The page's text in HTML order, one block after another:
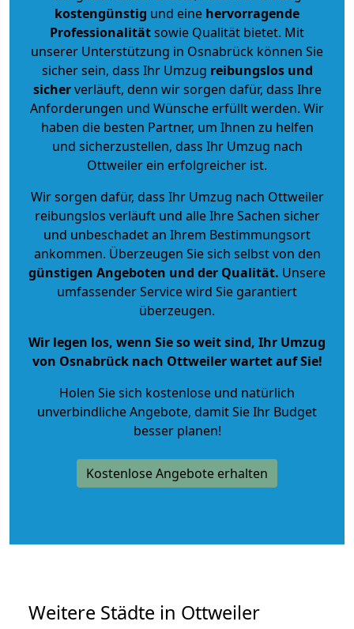
kostengünstig und eine hervorragende
Professionalitätsowie Qualität bietet. Mit
unserer Unterstützung in Osnabrück können Sie
sicher sein, dass Ihr Umzug reibungslos und
sicherverläuft, denn wir sorgen dafür, dass Ihre
Anforderungen und Wünsche erfüllt werden. Wir
haben die besten Partner, um Ihnen zu helfen
und sicherzustellen, dass Ihr Umzug nach
Ottweiler ein erfolgreicher ist.
Wir sorgen dafür, dass Ihr Umzug nach Ottweiler
reibungslos verläuft und alle Ihre Sachen sicher
und unbeschadet an Ihrem Bestimmungsort
ankommen. Überzeugen Sie sich selbst von den
günstigen Angeboten und der Qualität. Unsere
umfassender Service wird Sie garantiert
überzeugen.
Wir legen los, wenn Sie so weit sind, Ihr Umzug
von Osnabrück nach Ottweiler wartet auf Sie!
Holen Sie sich kostenlose und natürlich
unverbindliche Angebote, damit Sie Ihr Budget
besser planen!
Kostenlose Angebote erhalten
Weitere Städte in Ottweiler